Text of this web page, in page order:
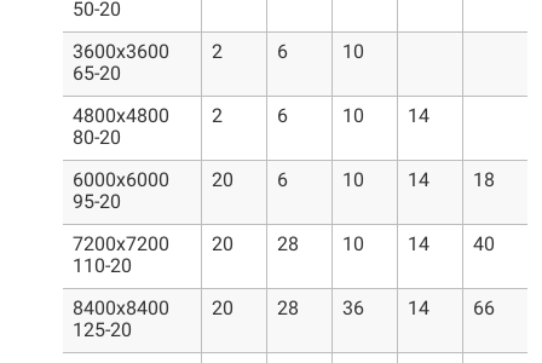
50-20
3600x3600
65-20
2 6 10
4800x4800
80-20
2 6 10 14
6000x6000
95-20
20 6 10 14 18
7200x7200
110-20
20 28 10 14 40
8400x8400
125-20
20 28 36 14 66